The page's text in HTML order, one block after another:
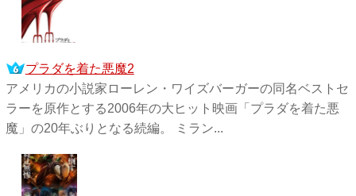
プラダを着た悪魔2
アメリカの小説家ローレン・ワイズバーガーの同名ベストセ
ラーを原作とする2006年の大ヒット映画「プラダを着た悪
魔」の20年ぶりとなる続編。 ミラン...